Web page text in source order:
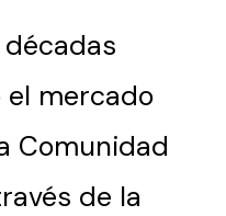
mercado
Comunidad
de la